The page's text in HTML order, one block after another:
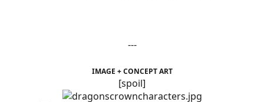
---
IMAGE + CONCEPT ART
[spoil]